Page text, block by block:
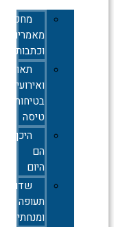
מחקרים,
מאמרים
וכתבות
תאונות
ואירועי
בטיחות
טיסה
היכן
הם
היום
שדות
תעופה
ומנחתים